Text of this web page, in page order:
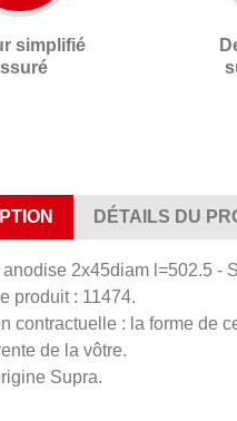
simplifié
DÉTAILS DU
anodise 2x45diam l=502.5 -
produit : 11474.
contractuelle : la forme de
de la vôtre.
Supra.